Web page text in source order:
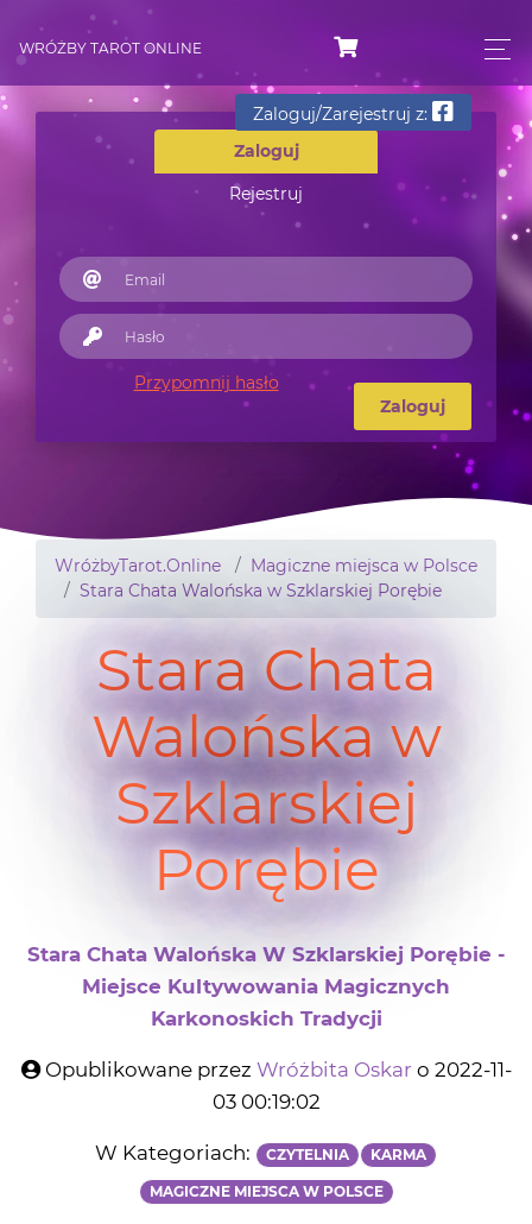
WRÓŻBY TAROT ONLINE
Zaloguj
Rejestruj
Zaloguj/Zarejestruj z:
Przypomnij hasło
Zaloguj
WróżbyTarot.Online
Magiczne miejsca w Polsce
Stara Chata Walońska w Szklarskiej Porębie
Stara Chata
Walońska w
Szklarskiej
Porębie
Stara Chata Walońska W Szklarskiej Porębie -
Miejsce Kultywowania Magicznych
Karkonoskich Tradycji
Opublikowane przez Wróżbita Oskar o 2022-11-
03 00:19:02
W Kategoriach: CZYTELNIA KARMA
MAGICZNE MIEJSCA W POLSCE